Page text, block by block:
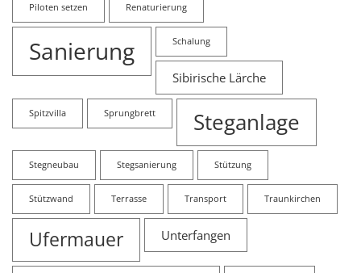
Piloten setzen Renaturierung
Sanierung Schalung
Sibirische Lärche
Spitzvilla Sprungbrett Steganlage
Stegneubau Stegsanierung Stützung
Stützwand Terrasse Transport Traunkirchen
Ufermauer Unterfangen